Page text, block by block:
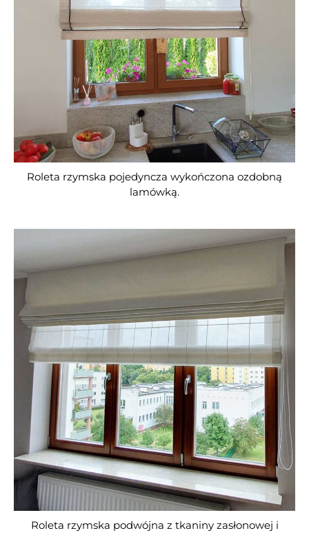
Roleta rzymska pojedyncza wykończona ozdobną
lamówką.
Roleta rzymska podwójna z tkaniny zasłonowej i